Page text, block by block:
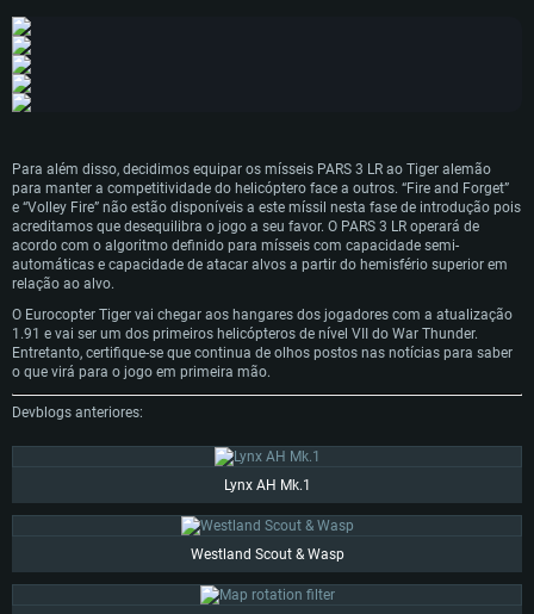
Network: Internet de banda larga.
Disco: 75,9 GB
Disco: 60,2 GB
(não mais de 6 meses) com suporte Vulkan.
Network: Internet de banda larga.
Disco: 60,2 GB
Para além disso, decidimos equipar os mísseis PARS 3 LR ao Tiger alemão
para manter a competitividade do helicóptero face a outros. “Fire and Forget”
e “Volley Fire” não estão disponíveis a este míssil nesta fase de introdução pois
acreditamos que desequilibra o jogo a seu favor. O PARS 3 LR operará de
acordo com o algoritmo definido para mísseis com capacidade semi-
automáticas e capacidade de atacar alvos a partir do hemisfério superior em
relação ao alvo.
O Eurocopter Tiger vai chegar aos hangares dos jogadores com a atualização
1.91 e vai ser um dos primeiros helicópteros de nível VII do War Thunder.
Entretanto, certifique-se que continua de olhos postos nas notícias para saber
o que virá para o jogo em primeira mão.
Devblogs anteriores:
Lynx AH Mk.1
Westland Scout & Wasp